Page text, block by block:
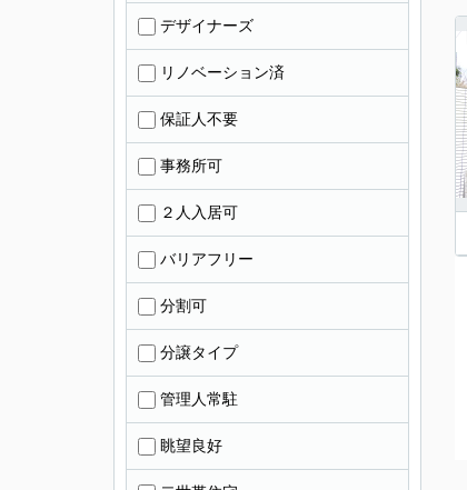
デザイナーズ
リノベーション済
保証人不要
事務所可
２人入居可
バリアフリー
分割可
分譲タイプ
管理人常駐
眺望良好